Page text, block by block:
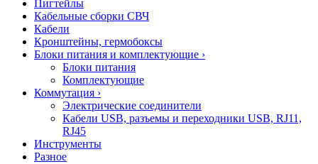
Пигтейлы
Кабельные сборки СВЧ
Кабели
Кронштейны, гермобоксы
Блоки питания и комплектующие ›
Блоки питания
Комплектующие
Коммутация ›
Электрические соединители
Кабели USB, разъемы и переходники USB, RJ11,
RJ45
Инструменты
Разное